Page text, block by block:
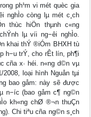
ph¹m vi mét quèc gia
nghÌo còng lµ mét c¸ch
thùc hiÖn thµnh c«ng
lµ víi ng−êi nghÌo.
khai thÝ ®iÓm BHXH tù
h−u trÝ, cho rÊt lín, ph¶i
cña x· héi. n«ng d©n vµ
loại hình Nguån tµi
bao gåm: này sẽ được
n−íc (bao gåm c¶ ng©n
kh«ng chØ ®¬n thuÇn
Chi tiªu cña ng©n s¸ch